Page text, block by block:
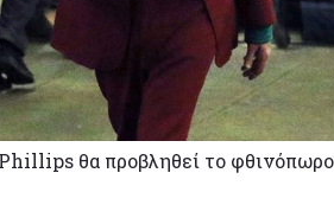
θα προβληθεί το